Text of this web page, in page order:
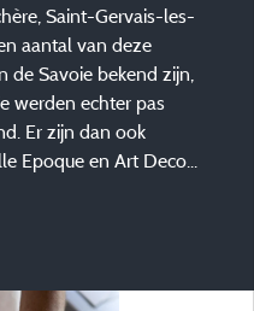
Saint-Gervais-les-
aantal van deze
de Savoie bekend zijn,
werden echter pas
Er zijn dan ook
Epoque en Art Deco...